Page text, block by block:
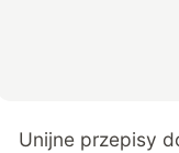
Unijne przepisy